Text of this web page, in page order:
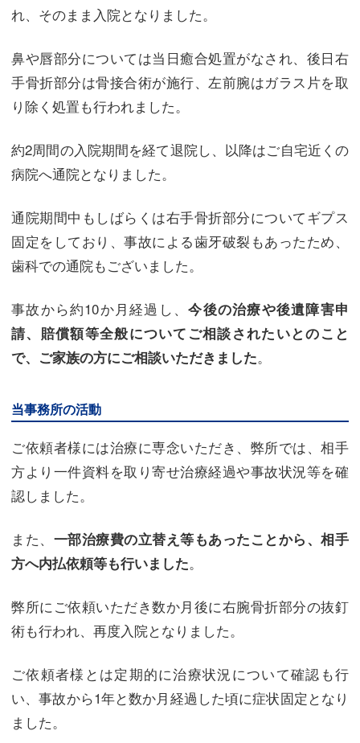
れ、そのまま入院となりました。
鼻や唇部分については当日癒合処置がなされ、後日右
手骨折部分は骨接合術が施行、左前腕はガラス片を取
り除く処置も行われました。
約2周間の入院期間を経て退院し、以降はご自宅近くの
病院へ通院となりました。
通院期間中もしばらくは右手骨折部分についてギプス
固定をしており、事故による歯牙破裂もあったため、
歯科での通院もございました。
事故から約10か月経過し、今後の治療や後遺障害申
請、賠償額等全般についてご相談されたいとのこと
で、ご家族の方にご相談いただきました。
当事務所の活動
ご依頼者様には治療に専念いただき、弊所では、相手
方より一件資料を取り寄せ治療経過や事故状況等を確
認しました。
また、 一部治療費の立替え等もあったことから、相手
方へ内払依頼等も行いました。
弊所にご依頼いただき数か月後に右腕骨折部分の抜釘
術も行われ、再度入院となりました。
ご依頼者様とは定期的に治療状況について確認も行
い、事故から1年と数か月経過した頃に症状固定となり
ました。